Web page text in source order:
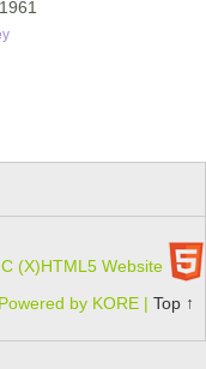
(X)HTML5 Website
by KORE |Top ↑